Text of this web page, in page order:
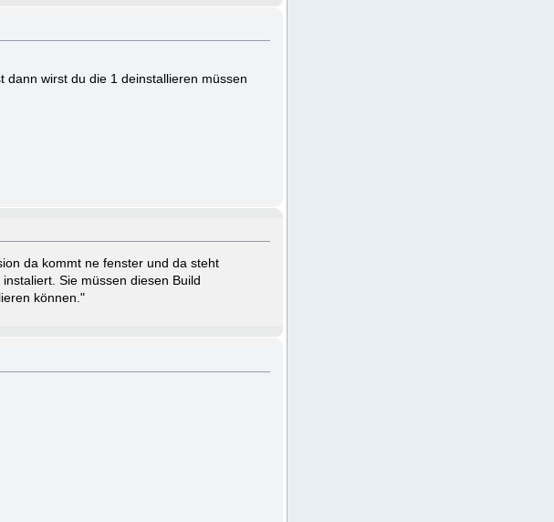
dann wirst du die 1 deinstallieren müssen
da kommt ne fenster und da steht
Sie müssen diesen Build
können."